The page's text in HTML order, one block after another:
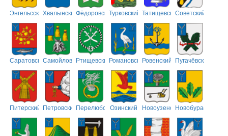
ЭнгельсскийХвалынскийФёдоровскийТурковский ТатищевскийСоветский
СаратовскийСамойловскийРтищевскийРомановскийРовенский Пугачёвский
Питерский ПетровскийПерелюбскийОзинский НовоузенскийНовобурасский